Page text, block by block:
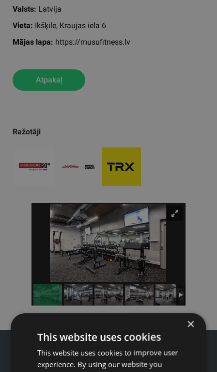
Ražotāji
Valsts: Latvija
Vieta: Ikšķile, Kraujas iela 6
Mājas lapa: https://musufitness.lv
Atpakaļ
×
This website uses cookies
This website uses cookies to improve user
experience. By using our website you